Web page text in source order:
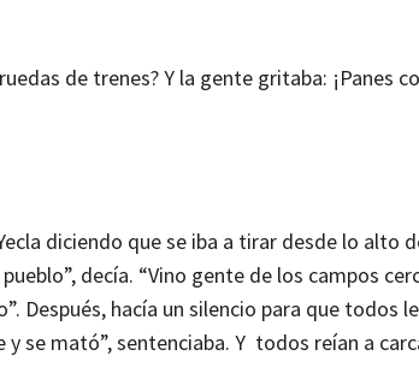
de trenes? Y la gente gritaba: ¡Panes
diciendo que se iba a tirar desde lo alto
decía. “Vino gente de los campos
Después, hacía un silencio para que todos
y se mató”, sentenciaba. Y todos reían a